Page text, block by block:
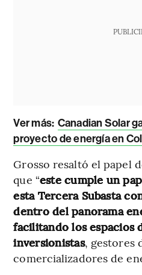
Ver más: Canadian Solar
proyecto de energía en
Grosso resaltó el papel
que “este cumple un
esta Tercera Subasta
dentro del panorama
facilitando los espacios
inversionistas, gestores
comercializadores de